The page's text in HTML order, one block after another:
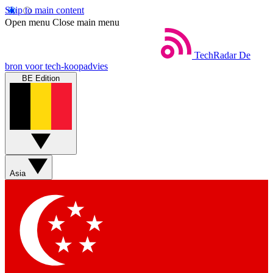
Skip to main content
Open menu Close main menu
TechRadar De
bron voor tech-koopadvies
BE Edition
Asia